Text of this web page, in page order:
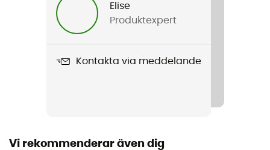
Produktnamn
Elise
Produktexpert
Kontakta via meddelande
Vi rekommenderar även dig